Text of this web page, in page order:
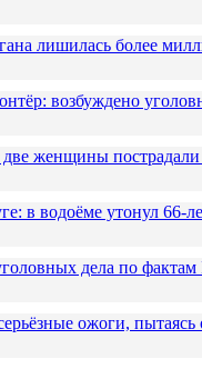
лишилась более
возбуждено
женщины пострадали
в водоёме утонул 66-
дела по
ожоги, пытаясь